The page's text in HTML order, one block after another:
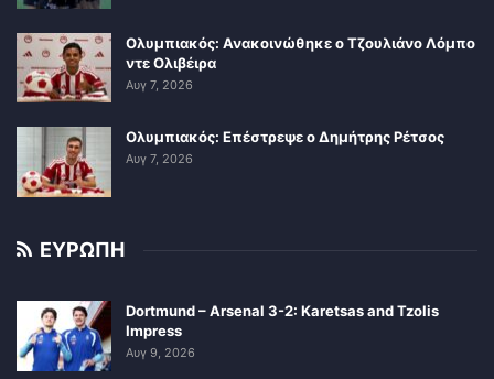
Ολυμπιακός: Ανακοινώθηκε ο Τζουλιάνο Λόμπο
ντε Ολιβέιρα
Αυγ 7, 2026
Ολυμπιακός: Επέστρεψε ο Δημήτρης Ρέτσος
Αυγ 7, 2026
ΕΥΡΩΠΗ
Dortmund – Arsenal 3-2: Karetsas and Tzolis
Impress
Αυγ 9, 2026